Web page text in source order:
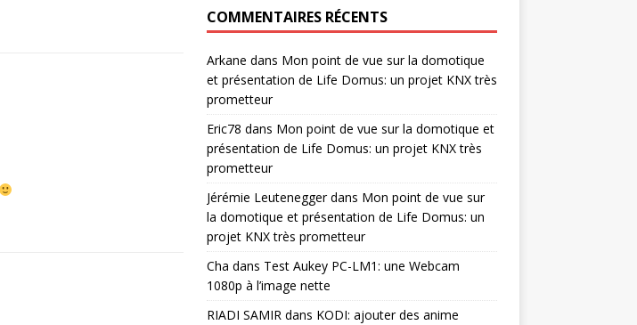
COMMENTAIRES RÉCENTS
Arkane dans Mon point de vue sur la domotique
et présentation de Life Domus: un projet KNX très
prometteur
Eric78 dans Mon point de vue sur la domotique et
présentation de Life Domus: un projet KNX très
prometteur
Jérémie Leuteneggerdans Mon point de vue sur
la domotique et présentation de Life Domus: un
projet KNX très prometteur
Cha dans Test Aukey PC-LM1: une Webcam
1080p à l’image nette
RIADI SAMIRdans KODI: ajouter des anime